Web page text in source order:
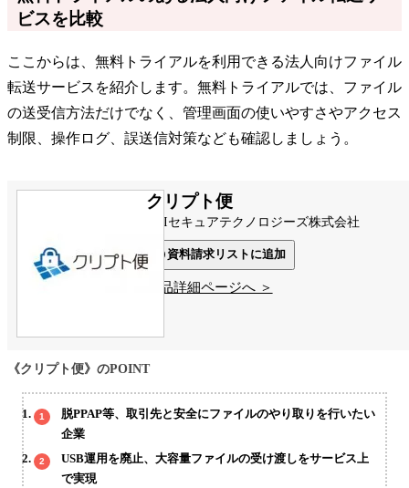
ビスを比較
ここからは、無料トライアルを利用できる法人向けファイル
転送サービスを紹介します。無料トライアルでは、ファイル
の送受信方法だけでなく、管理画面の使いやすさやアクセス
制限、操作ログ、誤送信対策なども確認しましょう。
クリプト便
NRIセキュアテクノロジーズ株式会社
資料請求リストに追加
製品詳細ページへ ＞
《クリプト便》のPOINT
脱PPAP等、取引先と安全にファイルのやり取りを行いたい
企業
USB運用を廃止、大容量ファイルの受け渡しをサービス上
で実現